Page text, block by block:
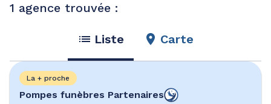
1 agence trouvée :
Liste Carte
Pompes funèbres Partenaires
La + proche